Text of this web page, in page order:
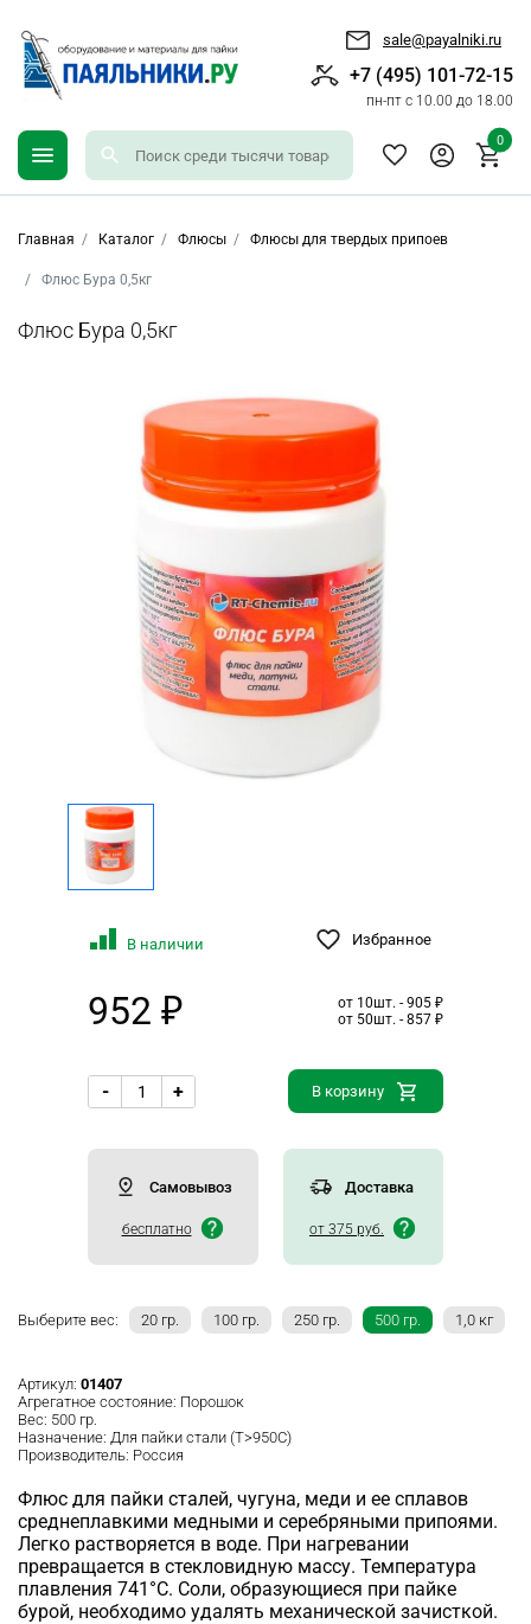
sale@payalniki.ru
+7 (495) 101-72-15
пн-пт с 10.00 до 18.00
0
Главная Каталог Флюсы Флюсы для твердых припоев
Флюс Бура 0,5кг
Флюс Бура 0,5кг
В наличии Избранное
952 ₽
от 10шт. - 905 ₽
от 50шт. - 857 ₽
- + В корзину
Самовывоз
бесплатно
Доставка
от 375 руб.
Выберите вес: 20 гр. 100 гр. 250 гр. 500 гр. 1,0 кг
Артикул: 01407
Агрегатное состояние: Порошок
Вес: 500 гр.
Назначение: Для пайки стали (Т>950C)
Производитель: Россия
Флюс для пайки сталей, чугуна, меди и ее сплавов
среднеплавкими медными и серебряными припоями.
Легко растворяется в воде. При нагревании
превращается в стекловидную массу. Температура
плавления 741°С. Соли, образующиеся при пайке
бурой, необходимо удалять механической зачисткой.